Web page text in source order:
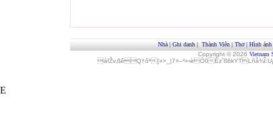
Nhà | Ghi danh | Thành Viên | Thơ| Hình ảnh
Copyright © 2026 Vietnam
áfŽv‚ßêQ†ôª[»>_|7×–²»‹èÓ0
E